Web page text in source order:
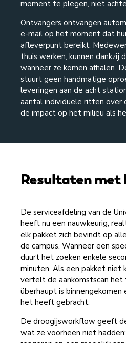
moment te plegen, niet
Ontvangers ontvangen
e-mail op het moment dat
afleverpunt bereikt.
thuis werken, kunnen dankzij
wanneer ze komen afhalen.
stuurt geen handmatige
leveringen aan de acht
aantal individuele ritten over
de impact op het milieu als
Resultaten met
De serviceafdeling van de
heeft nu een nauwkeurig,
elk pakket zich bevindt op
de campus. Wanneer een
duurt het zoeken enkele
minuten. Als een pakket niet
vertelt de aankomstscan
überhaupt is
het heeft gebracht.
De droogijsworkflow geeft
wat ze voorheen niet